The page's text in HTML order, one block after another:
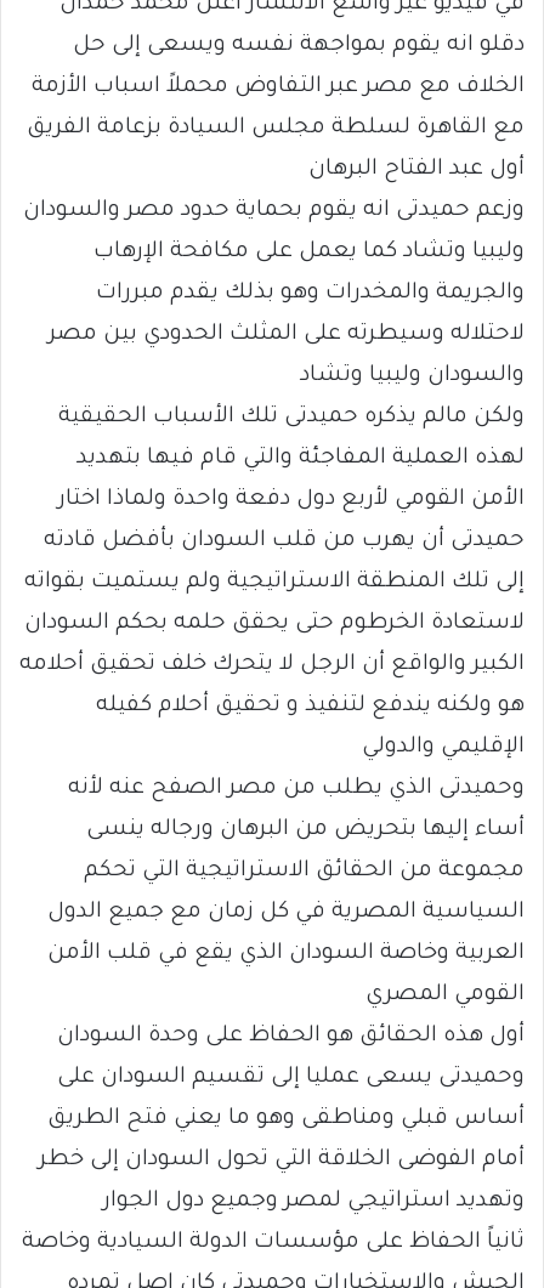
دقلو انه يقوم بمواجهة نفسه ويسعى إلى حل
الخلاف مع مصر عبر التفاوض محملاً اسباب الأزمة
مع القاهرة لسلطة مجلس السيادة بزعامة الفريق
أول عبد الفتاح البرهان
وزعم حميدتى انه يقوم بحماية حدود مصر والسودان
وليبيا وتشاد كما يعمل على مكافحة الإرهاب
والجريمة والمخدرات وهو بذلك يقدم مبررات
لاحتلاله وسيطرته على المثلث الحدودي بين مصر
والسودان وليبيا وتشاد
ولكن مالم يذكره حميدتى تلك الأسباب الحقيقية
لهذه العملية المفاجئة والتي قام فيها بتهديد
الأمن القومي لأربع دول دفعة واحدة ولماذا اختار
حميدتى أن يهرب من قلب السودان بأفضل قادته
إلى تلك المنطقة الاستراتيجية ولم يستميت بقواته
لاستعادة الخرطوم حتى يحقق حلمه بحكم السودان
الكبير والواقع أن الرجل لا يتحرك خلف تحقيق أحلامه
هو ولكنه يندفع لتنفيذ و تحقيق أحلام كفيله
الإقليمي والدولي
وحميدتى الذي يطلب من مصر الصفح عنه لأنه
أساء إليها بتحريض من البرهان ورجاله ينسى
مجموعة من الحقائق الاستراتيجية التي تحكم
السياسية المصرية في كل زمان مع جميع الدول
العربية وخاصة السودان الذي يقع في قلب الأمن
القومي المصري
أول هذه الحقائق هو الحفاظ على وحدة السودان
وحميدتى يسعى عمليا إلى تقسيم السودان على
أساس قبلي ومناطقى وهو ما يعني فتح الطريق
أمام الفوضى الخلاقة التي تحول السودان إلى خطر
وتهديد استراتيجي لمصر وجميع دول الجوار
ثانياً الحفاظ على مؤسسات الدولة السيادية وخاصة